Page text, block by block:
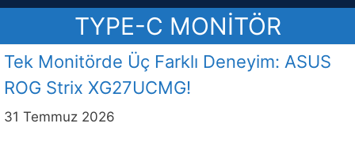
TYPE-C MONITÖR
Tek Monitörde Üç Farklı Deneyim: ASUS
ROG Strix XG27UCMG!
31 Temmuz 2026